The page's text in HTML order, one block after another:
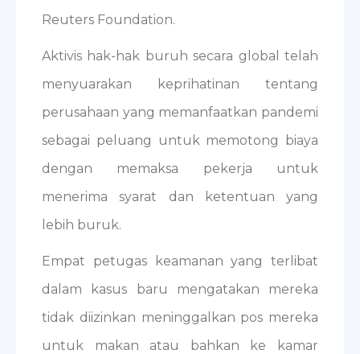
Reuters Foundation.
Aktivis hak-hak buruh secara global telah
menyuarakan keprihatinan tentang
perusahaan yang memanfaatkan pandemi
sebagai peluang untuk memotong biaya
dengan memaksa pekerja untuk
menerima syarat dan ketentuan yang
lebih buruk.
Empat petugas keamanan yang terlibat
dalam kasus baru mengatakan mereka
tidak diizinkan meninggalkan pos mereka
untuk makan atau bahkan ke kamar